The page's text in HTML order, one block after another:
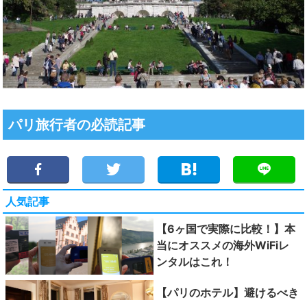
パリ旅行者の必読記事
人気記事
【6ヶ国で実際に比較！】本
当にオススメの海外WiFiレ
ンタルはこれ！
【パリのホテル】避けるべき